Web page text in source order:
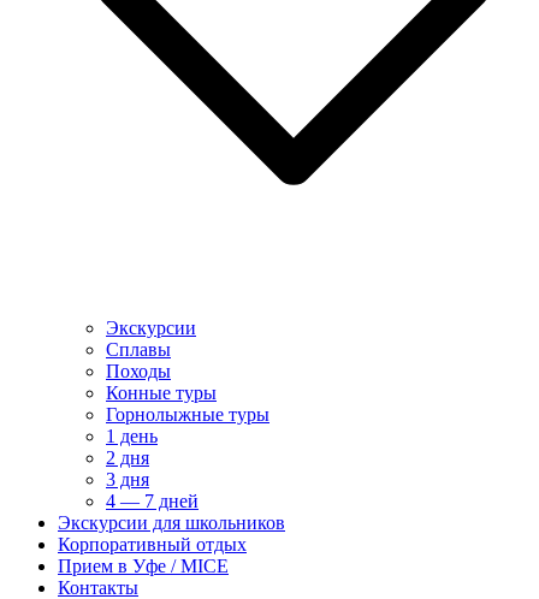
Экскурсии
Сплавы
Походы
Конные туры
Горнолыжные туры
1 день
2 дня
3 дня
4 — 7 дней
Экскурсии для школьников
Корпоративный отдых
Прием в Уфе / MICE
Контакты